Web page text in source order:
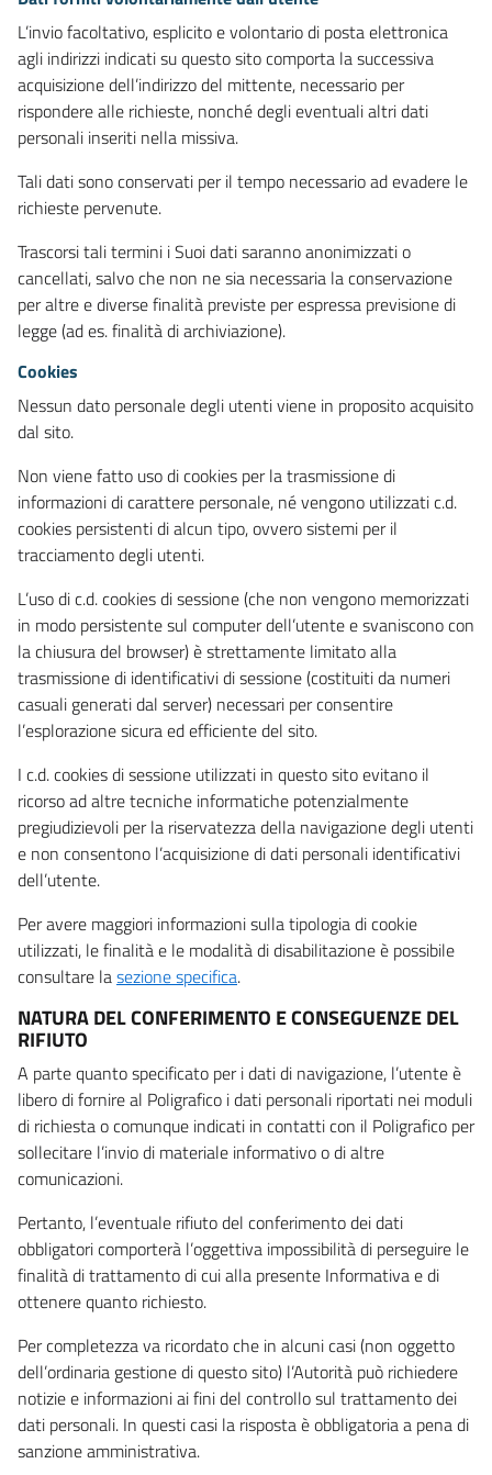
L’invio facoltativo, esplicito e volontario di posta elettronica
agli indirizzi indicati su questo sito comporta la successiva
acquisizione dell’indirizzo del mittente, necessario per
rispondere alle richieste, nonché degli eventuali altri dati
personali inseriti nella missiva.
Tali dati sono conservati per il tempo necessario ad evadere le
richieste pervenute.
Trascorsi tali termini i Suoi dati saranno anonimizzati o
cancellati, salvo che non ne sia necessaria la conservazione
per altre e diverse finalità previste per espressa previsione di
legge (ad es. finalità di archiviazione).
Cookies
Nessun dato personale degli utenti viene in proposito acquisito
dal sito.
Non viene fatto uso di cookies per la trasmissione di
informazioni di carattere personale, né vengono utilizzati c.d.
cookies persistenti di alcun tipo, ovvero sistemi per il
tracciamento degli utenti.
L’uso di c.d. cookies di sessione (che non vengono memorizzati
in modo persistente sul computer dell’utente e svaniscono con
la chiusura del browser) è strettamente limitato alla
trasmissione di identificativi di sessione (costituiti da numeri
casuali generati dal server) necessari per consentire
l’esplorazione sicura ed efficiente del sito.
I c.d. cookies di sessione utilizzati in questo sito evitano il
ricorso ad altre tecniche informatiche potenzialmente
pregiudizievoli per la riservatezza della navigazione degli utenti
e non consentono l’acquisizione di dati personali identificativi
dell’utente.
Per avere maggiori informazioni sulla tipologia di cookie
utilizzati, le finalità e le modalità di disabilitazione è possibile
consultare lasezione specifica.
NATURA DEL CONFERIMENTO E CONSEGUENZE DEL
RIFIUTO
A parte quanto specificato per i dati di navigazione, l’utente è
libero di fornire al Poligrafico i dati personali riportati nei moduli
di richiesta o comunque indicati in contatti con il Poligrafico per
sollecitare l’invio di materiale informativo o di altre
comunicazioni.
Pertanto, l’eventuale rifiuto del conferimento dei dati
obbligatori comporterà l’oggettiva impossibilità di perseguire le
finalità di trattamento di cui alla presente Informativa e di
ottenere quanto richiesto.
Per completezza va ricordato che in alcuni casi (non oggetto
dell’ordinaria gestione di questo sito) l’Autorità può richiedere
notizie e informazioni ai fini del controllo sul trattamento dei
dati personali. In questi casi la risposta è obbligatoria a pena di
sanzione amministrativa.